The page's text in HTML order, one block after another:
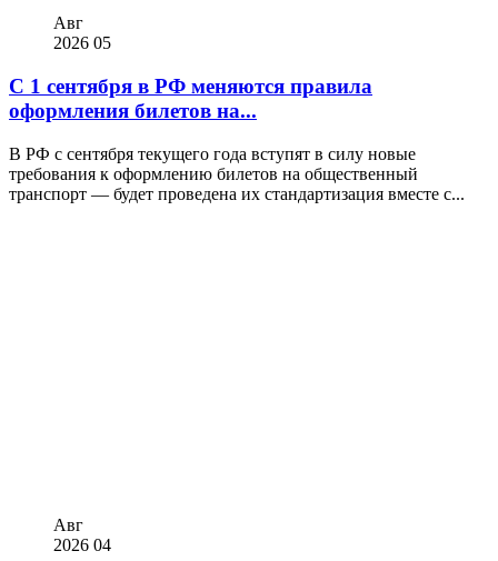
Авг
2026 05
С 1 сентября в РФ меняются правила
оформления билетов на...
В РФ с сентября текущего года вступят в силу новые
требования к оформлению билетов на общественный
транспорт — будет проведена их стандартизация вместе с...
Авг
2026 04